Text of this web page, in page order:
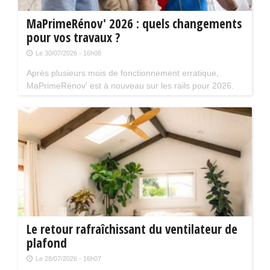
MaPrimeRénov' 2026 : quels changements
pour vos travaux ?
Le 30/07/2026 - 16h08
Après plusieurs mois de fonctionnement erratique,
MaPrimeRénov' est à nouveau sur les rails pour 2026.
limiter le nombre de chantiers éligibles. Tour d'horizon.
Le retour rafraîchissant du ventilateur de
plafond
Le 28/07/2026 - 16h07